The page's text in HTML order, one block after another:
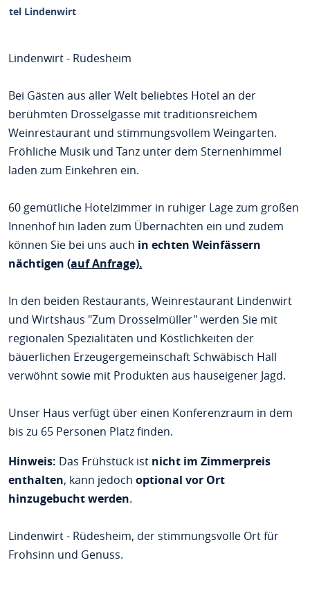
Lindenwirt
Lindenwirt - Rüdesheim
Bei Gästen aus aller Welt beliebtes Hotel an der
berühmten Drosselgasse mit traditionsreichem
Weinrestaurant und stimmungsvollem Weingarten.
Fröhliche Musik und Tanz unter dem Sternenhimmel
laden zum Einkehren ein.
60 gemütliche Hotelzimmer in ruhiger Lage zum großen
Innenhof hin laden zum Übernachten ein und zudem
können Sie bei uns auch in echten Weinfässern
nächtigen (auf Anfrage).
In den beiden Restaurants, Weinrestaurant Lindenwirt
und Wirtshaus "Zum Drosselmüller" werden Sie mit
regionalen Spezialitäten und Köstlichkeiten der
bäuerlichen Erzeugergemeinschaft Schwäbisch Hall
verwöhnt sowie mit Produkten aus hauseigener Jagd.
Unser Haus verfügt über einen Konferenzraum in dem
bis zu 65 Personen Platz finden.
Hinweis: Das Frühstück ist nicht im Zimmerpreis
enthalten, kann jedoch optional vor Ort
hinzugebucht werden.
Lindenwirt - Rüdesheim, der stimmungsvolle Ort für
Frohsinn und Genuss.